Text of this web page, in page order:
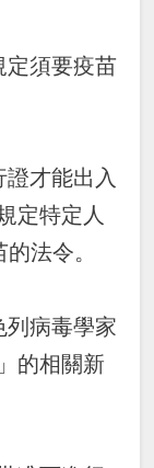
定須要疫苗
證才能出入
定特定人
法令。
列病毒學家
的相關新